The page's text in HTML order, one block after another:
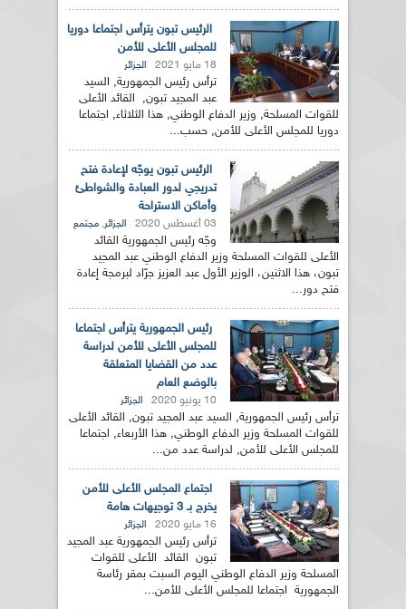
الرئيس تبون يترأس اجتماعا دوريا
للمجلس الأعلى للأمن
18 مايو 2021 الجزائر
ترأس رئيس الجمهورية, السيد
عبد المجيد تبون, القائد الأعلى
للقوات المسلحة, وزير الدفاع الوطني, هذا الثلاثاء, اجتماعا
دوريا للمجلس الأعلى للأمن, حسب...
الرئيس تبون يوجّه لإعادة فتح
تدريجي لدور العبادة والشواطئ
وأماكن الاستراحة
03 أغسطس 2020 الجزائر, مجتمع
وجّه رئيس الجمهورية القائد
الأعلى للقوات المسلحة وزير الدفاع الوطني عبد المجيد
تبون، هذا الاثنين، الوزير الأول عبد العزيز جرّاد لبرمجة إعادة
فتح دور...
رئيس الجمهورية يترأس اجتماعا
للمجلس الأعلى للأمن لدراسة
عدد من القضايا المتعلقة
بالوضع العام
10 يونيو 2020 الجزائر
ترأس رئيس الجمهورية, السيد عبد المجيد تبون, القائد الأعلى
للقوات المسلحة وزير الدفاع الوطني, هذا الأربعاء, اجتماعا
للمجلس الأعلى للأمن, لدراسة عدد من...
اجتماع المجلس الأعلى للأمن
يخرج بـ 3 توجيهات هامة
16 مايو 2020 الجزائر
ترأس رئيس الجمهورية عبد المجيد
تبون القائد الأعلى للقوات
المسلحة وزير الدفاع الوطني اليوم السبت بمقر رئاسة
الجمهورية اجتماعا للمجلس الأعلى للأمن...